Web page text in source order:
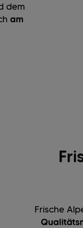
dem
am
Frische